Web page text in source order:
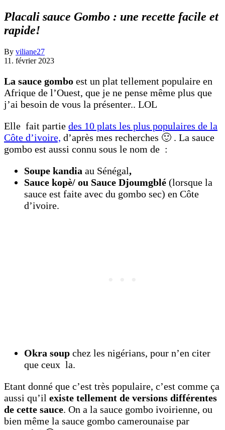
Placali sauce Gombo : une recette facile et
rapide!
By viliane27
11. février 2023
La sauce gombo est un plat tellement populaire en
Afrique de l’Ouest, que je ne pense même plus que
j’ai besoin de vous la présenter.. LOL
Elle fait partie des 10 plats les plus populaires de la
Côte d’ivoire, d’après mes recherches 🙂 . La sauce
gombo est aussi connu sous le nom de :
Soupe kandia au Sénégal,
Sauce kopè/ ou Sauce Djoumgblé (lorsque la
sauce est faite avec du gombo sec) en Côte
d’ivoire.
Okra soup chez les nigérians, pour n’en citer
que ceux la.
Etant donné que c’est très populaire, c’est comme ça
aussi qu’il existe tellement de versions différentes
de cette sauce. On a la sauce gombo ivoirienne, ou
bien même la sauce gombo camerounaise par